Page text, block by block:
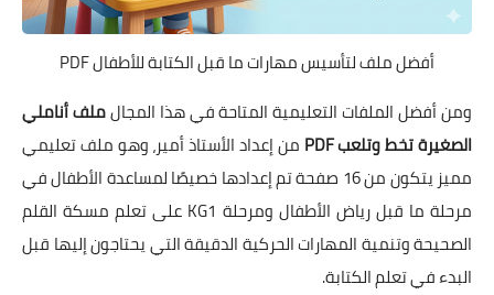
أفضل ملف لتأسيس مهارات ما قبل الكتابة للأطفال PDF
ومن أفضل الملفات التعليمية المتاحة في هذا المجالملف أناملي
الصغيرة تخط وتلعب PDF
من إعداد الأستاذ أمير، وهو ملف تعليمي
مميز يتكون من 16 صفحة تم إعدادها خصيصًا لمساعدة الأطفال في
مرحلة ما قبل رياض الأطفال ومرحلة KG1 على تعلم مسكة القلم
الصحيحة وتنمية المهارات الحركية الدقيقة التي يحتاجون إليها قبل
البدء في تعلم الكتابة.